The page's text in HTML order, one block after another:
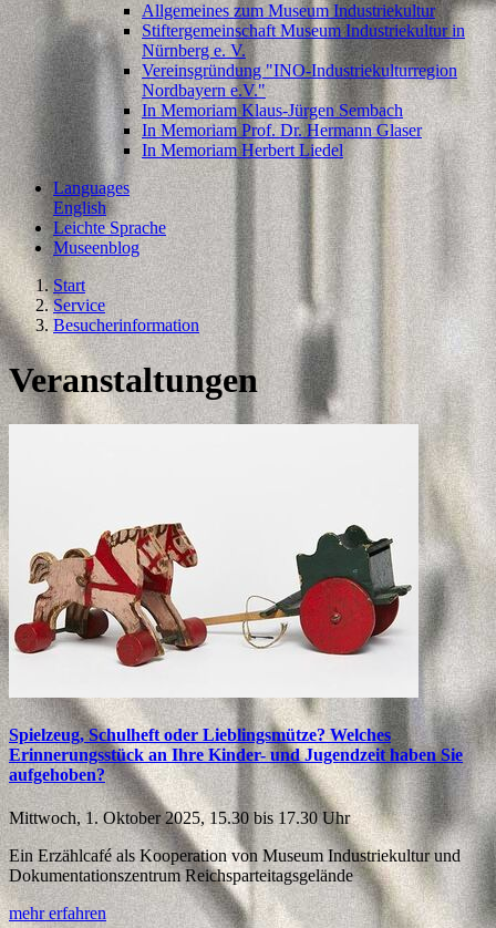
Allgemeines zum Museum Industriekultur
Stiftergemeinschaft Museum Industriekultur in
Nürnberg e. V.
Vereinsgründung "INO-Industriekulturregion
Nordbayern e.V."
In Memoriam Klaus-Jürgen Sembach
In Memoriam Prof. Dr. Hermann Glaser
In Memoriam Herbert Liedel
Languages
English
Leichte Sprache
Museenblog
Start
Service
Besucherinformation
Veranstaltungen
Spielzeug, Schulheft oder Lieblingsmütze? Welches
Erinnerungsstück an Ihre Kinder- und Jugendzeit haben Sie
aufgehoben?
Mittwoch, 1. Oktober 2025, 15.30 bis 17.30 Uhr
Ein Erzählcafé als Kooperation von Museum Industriekultur und
Dokumentationszentrum Reichsparteitagsgelände
mehr erfahren